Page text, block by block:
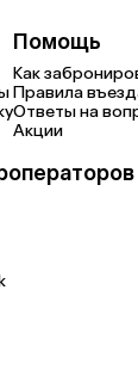
Помощь
Как
Правила
Ответы на
Акции